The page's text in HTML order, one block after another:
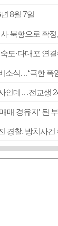
8월 7일
북항으로 확
도·다대포 연
소식…‘극한 폭
인데…전교생
매 경유지’ 된
경찰, 방치사